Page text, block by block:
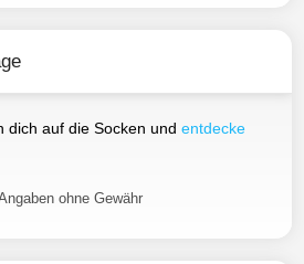
dich auf die Socken und entdecke
ohne Gewähr